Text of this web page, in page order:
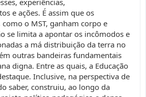
experiências,
e ações. É assim que os
o MST, ganham corpo e
se limita a apontar os incômodos e
a má distribuição da terra no
outras bandeiras fundamentais
digna. Entre as quais, a Educação
Inclusive, na perspectiva de
saber, construiu, ao longo da